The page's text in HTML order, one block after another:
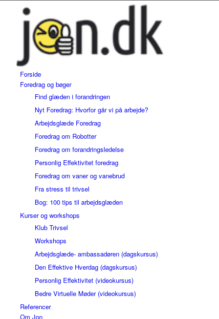
Forside
Foredrag og bøger
Find glæden i forandringen
Nyt Foredrag: Hvorfor går vi på arbejde?
Arbejdsglæde Foredrag
Foredrag om Robotter
Foredrag om forandringsledelse
Personlig Effektivitet foredrag
Foredrag om vaner og vanebrud
Fra stress til trivsel
Bog: 100 tips til arbejdsglæden
Kurser og workshops
Klub Trivsel
Workshops
Arbejdsglæde- ambassadøren (dagskursus)
Den Effektive Hverdag (dagskursus)
Personlig Effektivitet (videokursus)
Bedre Virtuelle Møder (videokursus)
Referencer
Om Jon